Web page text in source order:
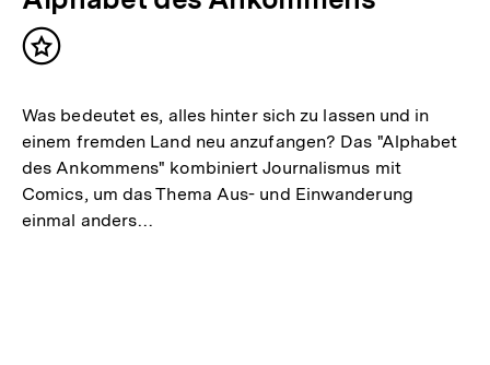
Inhalt
Was bedeutet es, alles hinter sich zu lassen und in
einem fremden Land neu anzufangen? Das "Alphabet
des Ankommens" kombiniert Journalismus mit
Comics, um das Thema Aus- und Einwanderung
einmal anders…